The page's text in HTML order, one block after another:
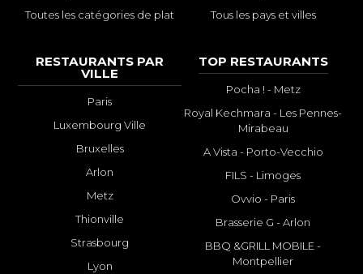
Toutes les catégories de plat
Tous les pays et villes
RESTAURANTS PAR
VILLE
Paris
Luxembourg Ville
Bruxelles
Arlon
Metz
Thionville
Strasbourg
Lyon
TOP RESTAURANTS
Pocha ! - Metz
Royal Kechmara - Les Pennes-
Mirabeau
A Vista - Porto-Vecchio
FILS - Limoges
Ovvio - Paris
Brasserie G - Arlon
BBQ &GRILL MOBILE -
Montpellier